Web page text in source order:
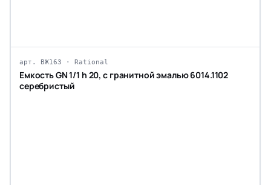
арт. ВЖ163 · Rational
Емкость GN 1/1 h 20, с гранитной эмалью 6014.1102
серебристый